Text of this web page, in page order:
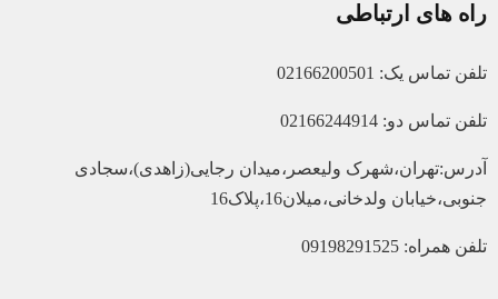
راه های ارتباطی
تلفن تماس یک: 02166200501
تلفن تماس دو: 02166244914
آدرس:تهران،شهرک ولیعصر،میدان رجایی(زاهدی)،سجادی
جنوبی،خیابان ولدخانی،میلان16،پلاک16
تلفن همراه: 09198291525